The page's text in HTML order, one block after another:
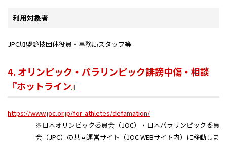
利用対象者
JPC加盟競技団体役員・事務局スタッフ等
4. オリンピック‧パラリンピック誹謗中傷‧相談
『ホットライン』
https://www.joc.or.jp/for-athletes/defamation/
※日本オリンピック委員会（JOC）・日本パラリンピック委員
会（JPC）の共同運営サイト（JOC WEBサイト内）に移動しま